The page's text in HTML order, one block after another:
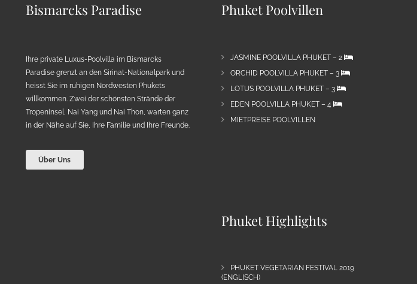
Bismarcks Paradise
Ihre private Luxus-Poolvilla im Bismarcks
Paradise grenzt an den Sirinat-Nationalpark und
heisst Sie im ruhigen Nordwesten Phukets
willkommen. Zwei der schönsten Strände der
Tropeninsel, Nai Yang und Nai Thon, warten ganz
in der Nähe auf Sie, Ihre Familie und Ihre Freunde.
Über Uns
Phuket Poolvillen
JASMINE POOLVILLA PHUKET – 2
ORCHID POOLVILLA PHUKET – 3
LOTUS POOLVILLA PHUKET – 3
EDEN POOLVILLA PHUKET – 4
MIETPREISE POOLVILLEN
Phuket Highlights
PHUKET VEGETARIAN FESTIVAL 2019
(ENGLISCH)